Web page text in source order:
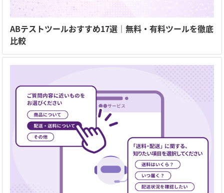
ABテストツールおすすめ17選｜無料・有料ツールを徹底
比較